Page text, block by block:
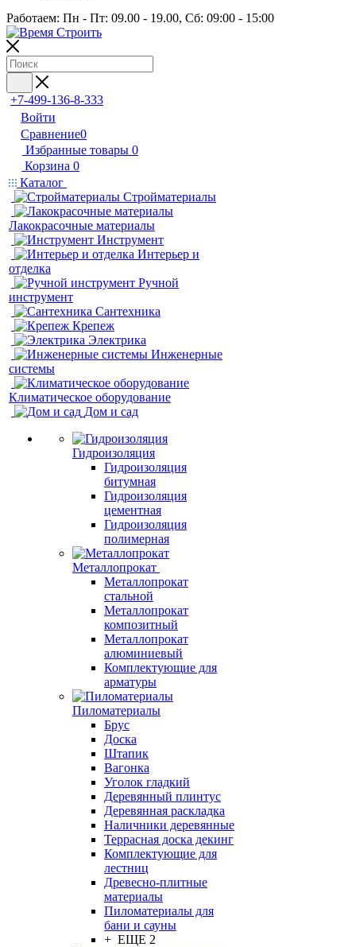
Работаем: Пн - Пт: 09.00 - 19.00, Сб: 09:00 - 15:00
+7-499-136-8-333
Войти
Сравнение0
Избранные товары 0
Корзина 0
Каталог
Стройматериалы
Лакокрасочные материалы
Инструмент
Интерьер и
отделка
Ручной
инструмент
Сантехника
Крепеж
Электрика
Инженерные
системы
Климатическое оборудование
Дом и сад
Гидроизоляция
Гидроизоляция
битумная
Гидроизоляция
цементная
Гидроизоляция
полимерная
Металлопрокат
Металлопрокат
стальной
Металлопрокат
композитный
Металлопрокат
алюминиевый
Комплектующие для
арматуры
Пиломатериалы
Брус
Доска
Штапик
Вагонка
Уголок гладкий
Деревянный плинтус
Деревянная раскладка
Наличники деревянные
Террасная доска декинг
Комплектующие для
лестниц
Древесно-плитные
материалы
Пиломатериалы для
бани и сауны
+ ЕЩЕ 2